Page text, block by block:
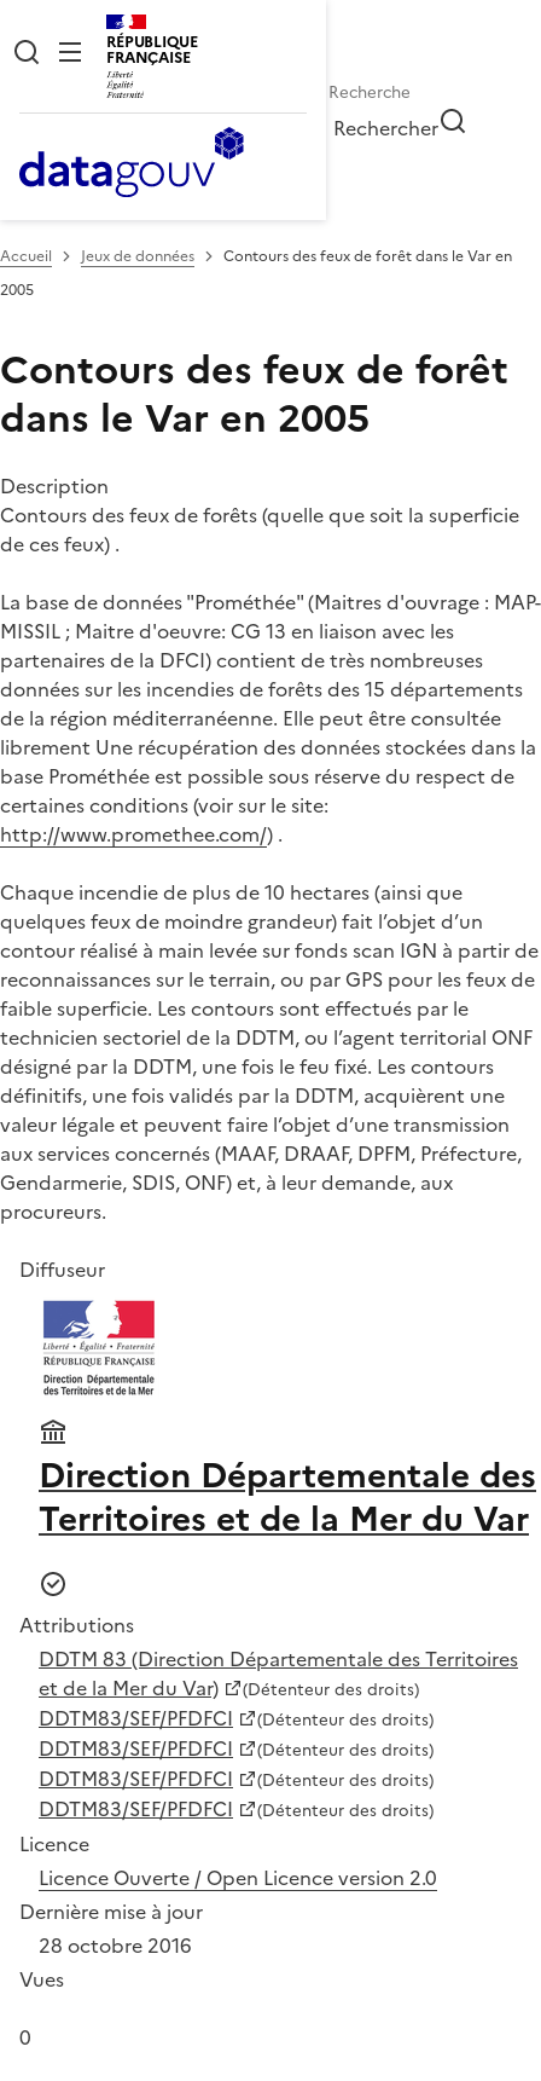
RÉPUBLIQUE
FRANÇAISE
Rechercher
Accueil Jeux de données
Contours des feux de forêt dans le Var en
2005
Contours des feux de forêt
dans le Var en 2005
Description
Contours des feux de forêts (quelle que soit la superficie
de ces feux) .
La base de données "Prométhée" (Maitres d'ouvrage : MAP-
MISSIL ; Maitre d'oeuvre: CG 13 en liaison avec les
partenaires de la DFCI) contient de très nombreuses
données sur les incendies de forêts des 15 départements
de la région méditerranéenne. Elle peut être consultée
librement Une récupération des données stockées dans la
base Prométhée est possible sous réserve du respect de
certaines conditions (voir sur le site:
http://www.promethee.com/) .
Chaque incendie de plus de 10 hectares (ainsi que
quelques feux de moindre grandeur) fait l’objet d’un
contour réalisé à main levée sur fonds scan IGN à partir de
reconnaissances sur le terrain, ou par GPS pour les feux de
faible superficie. Les contours sont effectués par le
technicien sectoriel de la DDTM, ou l’agent territorial ONF
désigné par la DDTM, une fois le feu fixé. Les contours
définitifs, une fois validés par la DDTM, acquièrent une
valeur légale et peuvent faire l’objet d’une transmission
aux services concernés (MAAF, DRAAF, DPFM, Préfecture,
Gendarmerie, SDIS, ONF) et, à leur demande, aux
procureurs.
Diffuseur
Direction Départementale des
Territoires et de la Mer du Var
Attributions
DDTM 83 (Direction Départementale des Territoires
et de la Mer du Var)
(Détenteur des droits)
DDTM83/SEF/PFDFCI (Détenteur des droits)
DDTM83/SEF/PFDFCI (Détenteur des droits)
DDTM83/SEF/PFDFCI (Détenteur des droits)
DDTM83/SEF/PFDFCI (Détenteur des droits)
Licence
Licence Ouverte / Open Licence version 2.0
Dernière mise à jour
28 octobre 2016
Vues
0